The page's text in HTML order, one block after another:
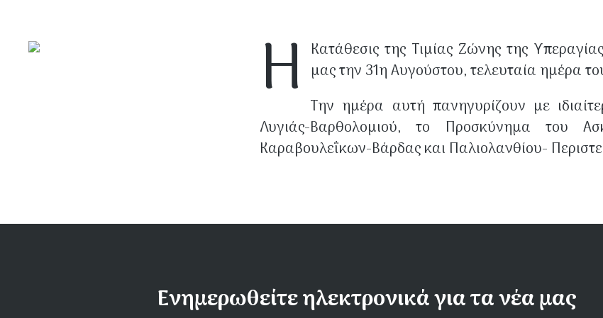
Η Κατάθεσις της Τιμίας Ζώνης της
μας την 31η Αυγούστου, τελευ­ταία ημέρα
Την ημέρα αυτή πανηγυρίζουν με
Λυγιάς-Βαρθολομιού, το Προσκύνημα του
Καραβουλεΐκων-Βάρδας και Παλιολανθίου-
Ενημερωθείτε ηλεκτρονικά για τα νέα μας